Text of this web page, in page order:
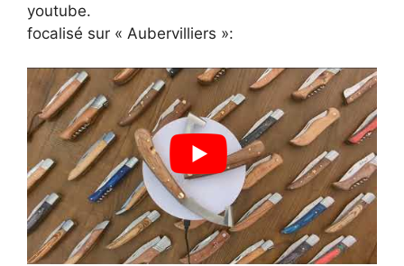
youtube.
focalisé sur « Aubervilliers »: